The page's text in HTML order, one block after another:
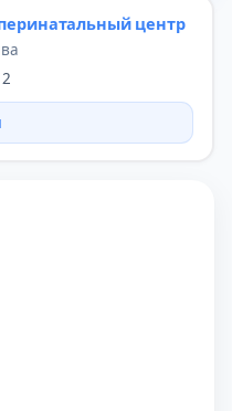
центр